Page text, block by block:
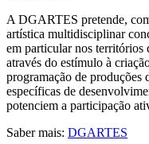
A DGARTES pretende,
artística multidisciplinar
em particular nos territórios
através do estímulo à
programação de produções
específicas de
potenciem a participação
Saber mais: DGARTES